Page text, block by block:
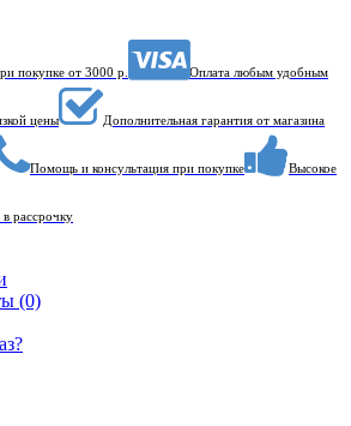
покупке от 3000 р. Оплата любым удобным
цены Дополнительная гарантия от магазина
Помощь и консультация при покупке Высокое
рассрочку
(0)